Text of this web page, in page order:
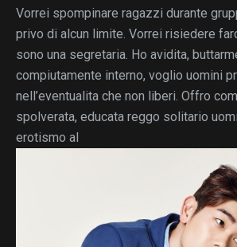
Vorrei spompinare ragazzi durante
privo di alcun limite. Vorrei risiedere
sono una segretaria. Ho avidita,
compiutamente interno, voglio uomini
nell’eventualita che non liberi. Offro
spolverata, educata reggo solitario
erotismo al